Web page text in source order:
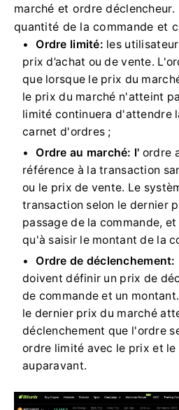
marché et ordre déclencheur.
quantité de la commande et
Ordre limité: les
prix d’achat ou de vente.
que lorsque le prix du
le prix du marché n'atteint
limité continuera d'attendre
carnet d'ordres ;
Ordre au marché: l' ordre
référence à la transaction
ou le prix de vente. Le
transaction selon le dernier
passage de la commande,
qu'à saisir le montant de la
Ordre de déclenchement:
doivent définir un prix de
de commande et un montant.
le dernier prix du marché
déclenchement que l'ordre
ordre limité avec le prix et
auparavant.